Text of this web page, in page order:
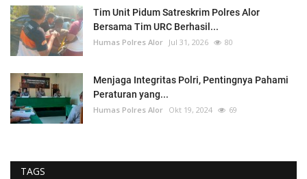
Tim Unit Pidum Satreskrim Polres Alor
Bersama Tim URC Berhasil...
Humas Polres Alor Jul 31, 2026 80
Menjaga Integritas Polri, Pentingnya Pahami
Peraturan yang...
Humas Polres Alor Okt 19, 2024 69
TAGS